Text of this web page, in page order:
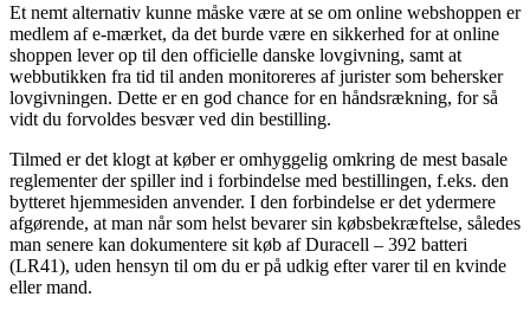
Et nemt alternativ kunne måske være at se om online webshoppen er
medlem af e-mærket, da det burde være en sikkerhed for at online
shoppen lever op til den officielle danske lovgivning, samt at
webbutikken fra tid til anden monitoreres af jurister som behersker
lovgivningen. Dette er en god chance for en håndsrækning, for så
vidt du forvoldes besvær ved din bestilling.
Tilmed er det klogt at køber er omhyggelig omkring de mest basale
reglementer der spiller ind i forbindelse med bestillingen, f.eks. den
bytteret hjemmesiden anvender. I den forbindelse er det ydermere
afgørende, at man når som helst bevarer sin købsbekræftelse, således
man senere kan dokumentere sit køb af Duracell – 392 batteri
(LR41), uden hensyn til om du er på udkig efter varer til en kvinde
eller mand.